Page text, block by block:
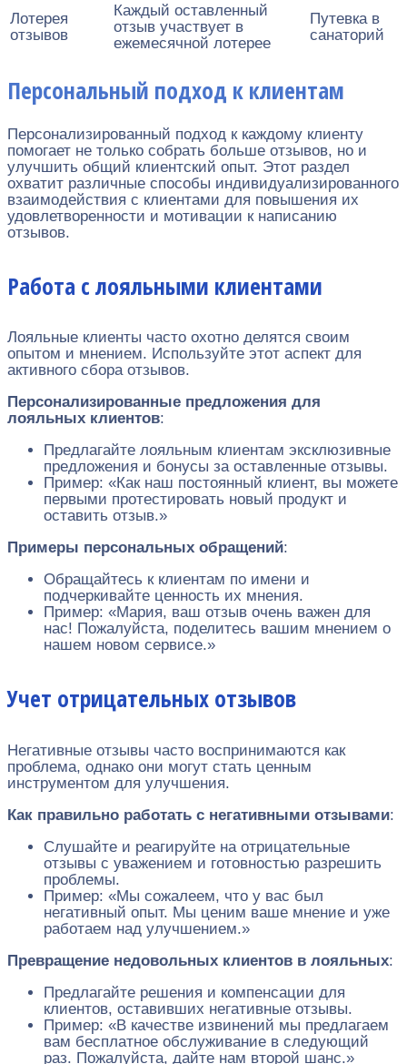
Лотерея
отзывов
Каждый оставленный
отзыв участвует в
ежемесячной лотерее
Путевка в
санаторий
Персональный подход к клиентам
Персонализированный подход к каждому клиенту
помогает не только собрать больше отзывов, но и
улучшить общий клиентский опыт. Этот раздел
охватит различные способы индивидуализированного
взаимодействия с клиентами для повышения их
удовлетворенности и мотивации к написанию
отзывов.
Работа с лояльными клиентами
Лояльные клиенты часто охотно делятся своим
опытом и мнением. Используйте этот аспект для
активного сбора отзывов.
Персонализированные предложения для
лояльных клиентов:
Предлагайте лояльным клиентам эксклюзивные
предложения и бонусы за оставленные отзывы.
Пример: «Как наш постоянный клиент, вы можете
первыми протестировать новый продукт и
оставить отзыв.»
Примеры персональных обращений:
Обращайтесь к клиентам по имени и
подчеркивайте ценность их мнения.
Пример: «Мария, ваш отзыв очень важен для
нас! Пожалуйста, поделитесь вашим мнением о
нашем новом сервисе.»
Учет отрицательных отзывов
Негативные отзывы часто воспринимаются как
проблема, однако они могут стать ценным
инструментом для улучшения.
Как правильно работать с негативными отзывами:
Слушайте и реагируйте на отрицательные
отзывы с уважением и готовностью разрешить
проблемы.
Пример: «Мы сожалеем, что у вас был
негативный опыт. Мы ценим ваше мнение и уже
работаем над улучшением.»
Превращение недовольных клиентов в лояльных:
Предлагайте решения и компенсации для
клиентов, оставивших негативные отзывы.
Пример: «В качестве извинений мы предлагаем
вам бесплатное обслуживание в следующий
раз. Пожалуйста, дайте нам второй шанс.»